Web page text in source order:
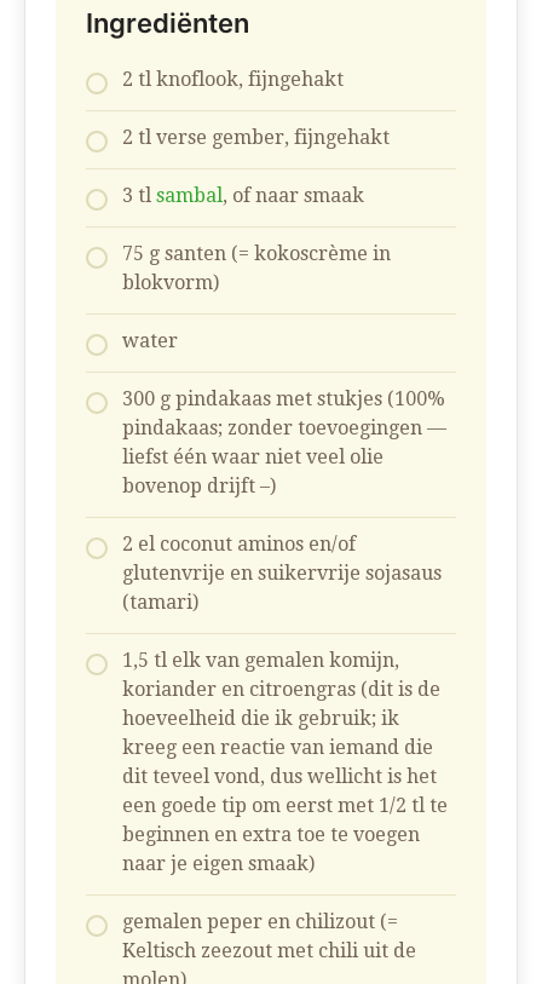
Ingrediënten
2 tl knoflook, fijngehakt
2 tl verse gember, fijngehakt
3 tl sambal, of naar smaak
75 g santen (= kokoscrème in
blokvorm)
water
300 g pindakaas met stukjes (100%
pindakaas; zonder toevoegingen —
liefst één waar niet veel olie
bovenop drijft –)
2 el coconut aminos en/of
glutenvrije en suikervrije sojasaus
(tamari)
1,5 tl elk van gemalen komijn,
koriander en citroengras (dit is de
hoeveelheid die ik gebruik; ik
kreeg een reactie van iemand die
dit teveel vond, dus wellicht is het
een goede tip om eerst met 1/2 tl te
beginnen en extra toe te voegen
naar je eigen smaak)
gemalen peper en chilizout (=
Keltisch zeezout met chili uit de